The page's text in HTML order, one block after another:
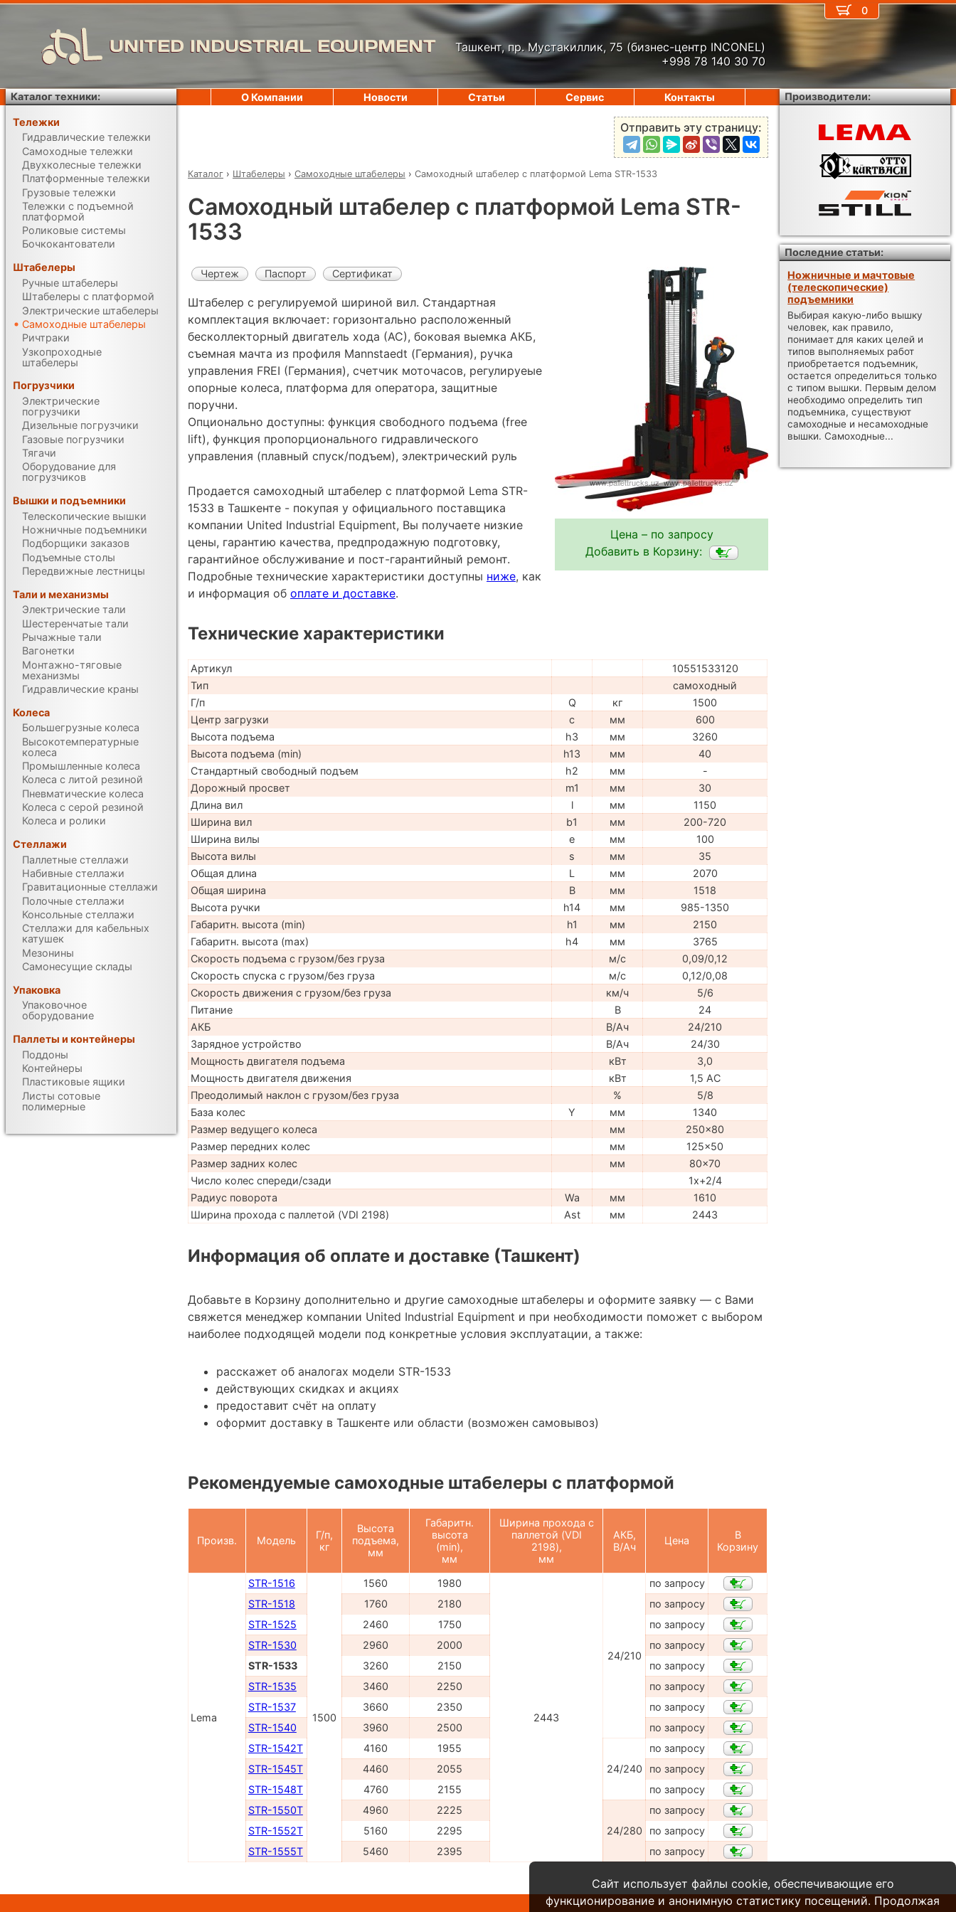
UNITED INDUSTRIAL EQUIPMENT Ташкент, пр. Мустакиллик, 75 (бизнес-центр INCONEL)
+998 78 140 30 70
Отправить эту страницу:
Каталог › Штабелеры › Самоходные штабелеры › Самоходный штабелер с платформой Lema STR-1533
Самоходный штабелер с платформой Lema STR-
1533
Цена – по запросу
Добавить в Корзину:
Чертеж Паспорт Сертификат
Штабелер с регулируемой шириной вил. Стандартная
комплектация включает: горизонтально расположенный
бесколлекторный двигатель хода (АС), боковая выемка АКБ,
съемная мачта из профиля Mannstaedt (Германия), ручка
управления FREI (Германия), счетчик моточасов, регулируеые
опорные колеса, платформа для оператора, защитные
поручни.
Опционально доступны: функция свободного подъема (free
lift), функция пропорционального гидравлического
управления (плавный спуск/подъем), электрический руль
Продается самоходный штабелер с платформой Lema STR-
1533 в Ташкенте - покупая у официального поставщика
компании United Industrial Equipment, Вы получаете низкие
цены, гарантию качества, предпродажную подготовку,
гарантийное обслуживание и пост-гарантийный ремонт.
Подробные технические характеристики доступны ниже, как
и информация об оплате и доставке.
Технические характеристики
Артикул
10551533120
Тип
самоходный
Г/п
Q кг
1500
Центр загрузки
c мм
600
Высота подъема
h3 мм
3260
Высота подъема (min)
h13 мм
40
Стандартный свободный подъем
h2 мм
-
Дорожный просвет
m1 мм
30
Длина вил
l мм
1150
Ширина вил
b1 мм
200-720
Ширина вилы
e мм
100
Высота вилы
s мм
35
Общая длина
L мм
2070
Общая ширина
B мм
1518
Высота ручки
h14 мм
985-1350
Габаритн. высота (min)
h1 мм
2150
Габаритн. высота (max)
h4 мм
3765
Скорость подъема с грузом/без груза
м/с
0,09/0,12
Скорость спуска с грузом/без груза
м/с
0,12/0,08
Скорость движения с грузом/без груза
км/ч
5/6
Питание
В
24
АКБ
В/Ач
24/210
Зарядное устройство
В/Ач
24/30
Мощность двигателя подъема
кВт
3,0
Мощность двигателя движения
кВт
1,5 AC
Преодолимый наклон с грузом/без груза
%
5/8
База колес
Y мм
1340
Размер ведущего колеса
мм
250x80
Размер передних колес
мм
125x50
Размер задних колес
мм
80x70
Число колес спереди/сзади
1x+2/4
Радиус поворота
Wa мм
1610
Ширина прохода с паллетой (VDI 2198)
Ast мм 2443
Информация об оплате и доставке (Ташкент)
Добавьте в Корзину дополнительно и другие самоходные штабелеры и оформите заявку — с Вами
свяжется менеджер компании United Industrial Equipment и при необходимости поможет с выбором
наиболее подходящей модели под конкретные условия эксплуатации, а также:
расскажет об аналогах модели STR-1533
действующих скидках и акциях
предоставит счёт на оплату
оформит доставку в Ташкенте или области (возможен самовывоз)
Рекомендуемые самоходные штабелеры с платформой
Произв. Модель
Г/п,
кг
Высота
подъема,
мм
Габаритн.
высота
(min),
мм
Ширина прохода с
паллетой (VDI
2198),
мм
АКБ,
В/Ач
Цена
В
Корзину
Lema
STR-1516
1500
1560 1980
2443
24/210
по запросу
STR-1518
1760 2180
по запросу
STR-1525
2460 1750
по запросу
STR-1530
2960 2000
по запросу
STR-1533
3260 2150
по запросу
STR-1535
3460 2250
по запросу
STR-1537
3660 2350
по запросу
STR-1540
3960 2500
по запросу
STR-1542T
4160
1955
24/240
по запросу
STR-1545T
4460 2055
по запросу
STR-1548T
4760 2155
по запросу
STR-1550T
4960
2225
24/280
по запросу
STR-1552T
5160 2295
по запросу
STR-1555T
5460 2395 по запросу
0
О Компании Новости Статьи Сервис Контакты
Каталог техники:
Тележки
Гидравлические тележки
Самоходные тележки
Двухколесные тележки
Платформенные тележки
Грузовые тележки
Тележки с подъемной
платформой
Роликовые системы
Бочкокантователи
Штабелеры
Ручные штабелеры
Штабелеры с платформой
Электрические штабелеры
Самоходные штабелеры
Ричтраки
Узкопроходные
штабелеры
Погрузчики
Электрические
погрузчики
Дизельные погрузчики
Газовые погрузчики
Тягачи
Оборудование для
погрузчиков
Вышки и подъемники
Телескопические вышки
Ножничные подъемники
Подборщики заказов
Подъемные столы
Передвижные лестницы
Тали и механизмы
Электрические тали
Шестеренчатые тали
Рычажные тали
Вагонетки
Монтажно-тяговые
механизмы
Гидравлические краны
Колеса
Большегрузные колеса
Высокотемпературные
колеса
Промышленные колеса
Колеса с литой резиной
Пневматические колеса
Колеса с серой резиной
Колеса и ролики
Стеллажи
Паллетные стеллажи
Набивные стеллажи
Гравитационные стеллажи
Полочные стеллажи
Консольные стеллажи
Стеллажи для кабельных
катушек
Мезонины
Самонесущие склады
Упаковка
Упаковочное
оборудование
Паллеты и контейнеры
Поддоны
Контейнеры
Пластиковые ящики
Листы сотовые
полимерные
Производители:
Последние статьи:
Ножничные и мачтовые
(телескопические)
подъемники
Выбирая какую-либо вышку
человек, как правило,
понимает для каких целей и
типов выполняемых работ
приобретается подъемник,
остается определиться только
с типом вышки. Первым делом
необходимо определить тип
подъемника, существуют
самоходные и несамоходные
вышки. Самоходные...
Сайт использует файлы cookie, обеспечивающие его
функционирование и анонимную статистику посещений. Продолжая